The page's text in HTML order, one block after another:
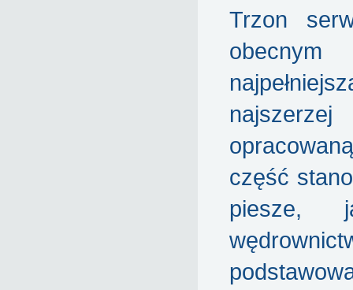
Trzon
najszerzej
część
piesze,